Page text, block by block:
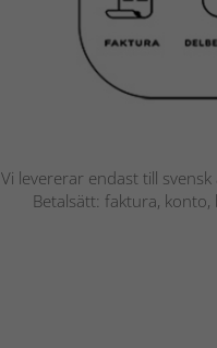
Vi levererar endast till
Betalsätt: faktura, konto,